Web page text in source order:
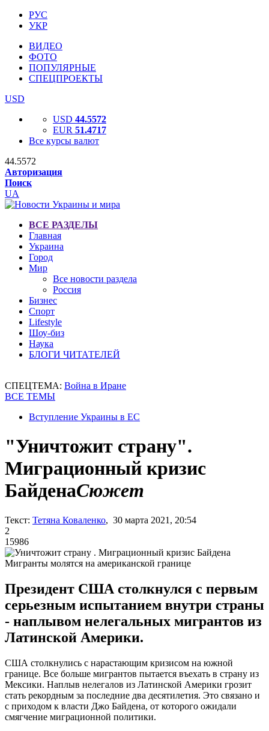
РУС
УКР
ВИДЕО
ФОТО
ПОПУЛЯРНЫЕ
СПЕЦПРОЕКТЫ
USD
USD 44.5572
EUR 51.4717
Все курсы валют
44.5572
Авторизация
Поиск
UA
ВСЕ РАЗДЕЛЫ
Главная
Украина
Город
Мир
Все новости раздела
Россия
Бизнес
Спорт
Lifestyle
Шоу-биз
Наука
БЛОГИ ЧИТАТЕЛЕЙ
СПЕЦТЕМА: Война в Иране
ВСЕ ТЕМЫ
Вступление Украины в ЕС
"Уничтожит страну".
Миграционный кризис
БайденаСюжет
Текст: Тетяна Коваленко, 30 марта 2021, 20:54
2
15986
Мигранты молятся на американской границе
Президент США столкнулся с первым
серьезным испытанием внутри страны
- наплывом нелегальных мигрантов из
Латинской Америки.
США столкнулись с нарастающим кризисом на южной
границе. Все больше мигрантов пытается въехать в страну из
Мексики. Наплыв нелегалов из Латинской Америки грозит
стать рекордным за последние два десятилетия. Это связано и
с приходом к власти Джо Байдена, от которого ожидали
смягчение миграционной политики.